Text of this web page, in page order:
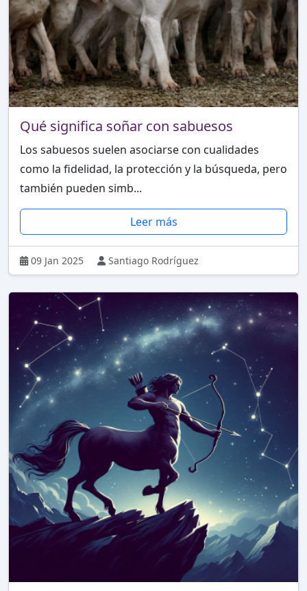
Qué significa soñar con sabuesos
Los sabuesos suelen asociarse con cualidades
como la fidelidad, la protección y la búsqueda, pero
también pueden simb...
Leer más
09 Jan 2025 Santiago Rodríguez